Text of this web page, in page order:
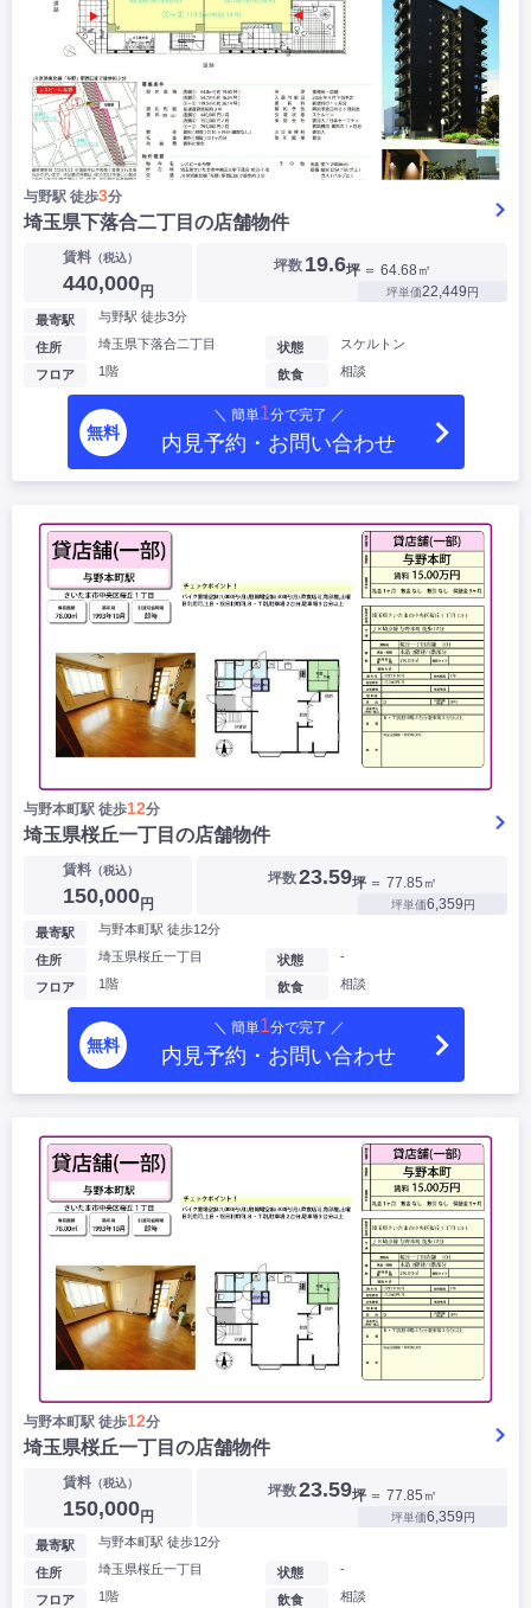
与野駅 徒歩3分
埼玉県下落合二丁目の店舗物件
賃料（税込）
440,000円
坪数 19.6坪 ＝ 64.68㎡
坪単価22,449円
最寄駅 与野駅 徒歩3分
住所 埼玉県下落合二丁目
フロア 1階
状態 スケルトン
飲食 相談
無料
＼ 簡単1分で完了 ／
内見予約・お問い合わせ
与野本町駅 徒歩12分
埼玉県桜丘一丁目の店舗物件
賃料（税込）
150,000円
坪数23.59坪 ＝ 77.85㎡
坪単価6,359円
最寄駅 与野本町駅 徒歩12分
住所 埼玉県桜丘一丁目
フロア 1階
状態 -
飲食 相談
無料
＼ 簡単1分で完了 ／
内見予約・お問い合わせ
与野本町駅 徒歩12分
埼玉県桜丘一丁目の店舗物件
賃料（税込）
150,000円
坪数23.59坪 ＝ 77.85㎡
坪単価6,359円
最寄駅 与野本町駅 徒歩12分
住所 埼玉県桜丘一丁目
フロア 1階
状態 -
飲食 相談